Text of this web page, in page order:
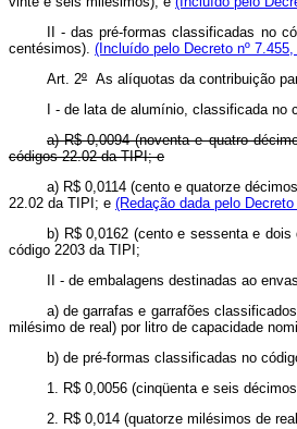
II - das pré-formas classificadas no
centésimos). (Incluído pelo Decreto nº 7.455,
Art. 2º As alíquotas da contribuição
I - de lata de alumínio, classificada
a) R$ 0,0094 (noventa e quatro
códigos 22.02 da TIPI; e
a) R$ 0,0114 (cento e quatorze
22.02 da TIPI; e (Redação dada pelo
b) R$ 0,0162 (cento e sessenta e
código 2203 da TIPI;
II - de embalagens destinadas ao
a) de garrafas e garrafões
milésimo de real) por litro de capacidade
b) de pré-formas classificadas no
1. R$ 0,0056 (cinqüenta e seis
2. R$ 0,014 (quatorze milésimos de